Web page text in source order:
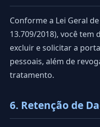
Conforme a Lei Geral
13.709/2018), você tem
excluir e solicitar a
pessoais, além de
tratamento.
6. Retenção de